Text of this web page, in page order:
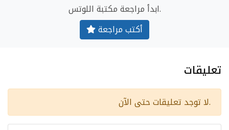
ابدأ مراجعة مكتبة اللوتس.
أكتب مراجعة
تعليقات
لا توجد تعليقات حتى الآن.